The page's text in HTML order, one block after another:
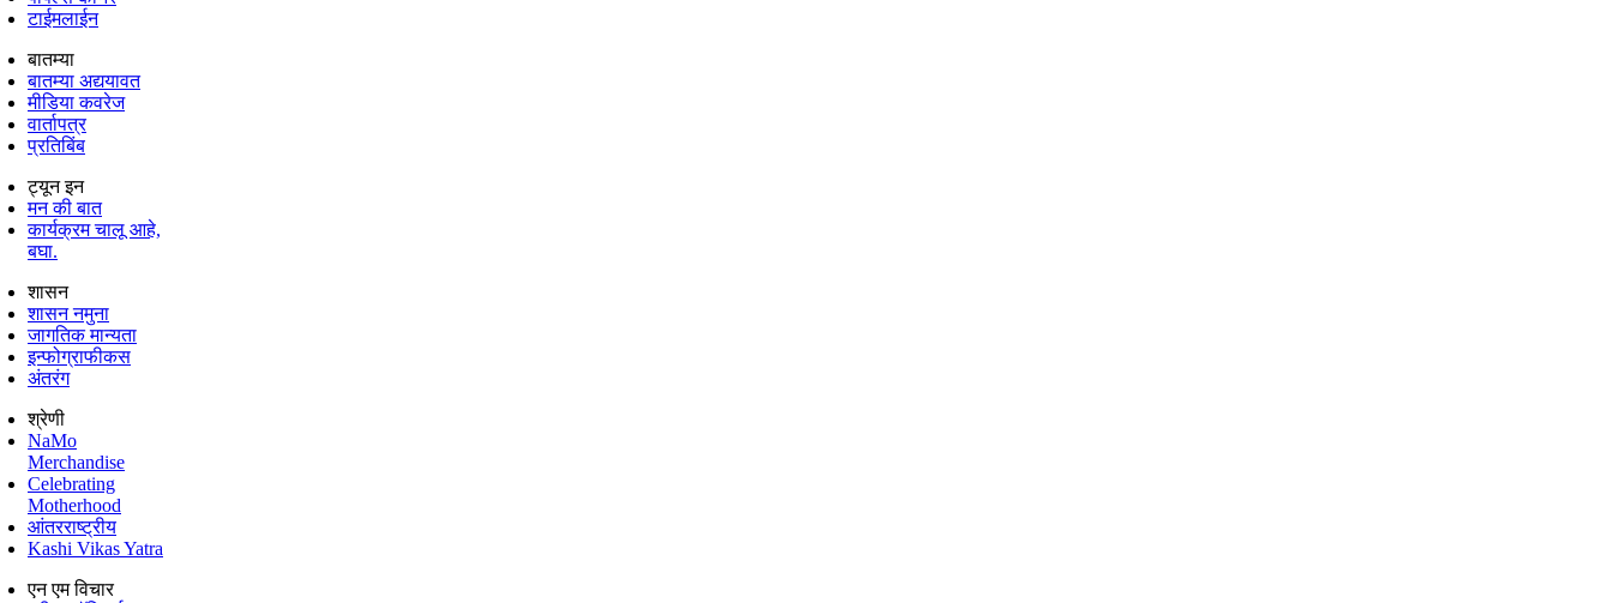
टाईमलाईन
बातम्या
बातम्या अद्ययावत
मीडिया कवरेज
वार्तापत्र
प्रतिबिंब
ट्यून इन
मन की बात
कार्यक्रम चालू आहे,
बघा.
शासन
शासन नमुना
जागतिक मान्यता
इन्फोग्राफीकस
अंतरंग
श्रेणी
NaMo
Merchandise
Celebrating
Motherhood
आंतरराष्ट्रीय
Kashi Vikas Yatra
एन एम विचार